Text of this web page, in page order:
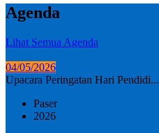
Agenda
Lihat Semua Agenda
04/05/2026
Upacara Peringatan Hari Pendidi...
Paser
2026